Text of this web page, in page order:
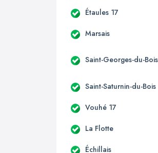
Étaules 17
Marsais
Saint-Georges-du-
Saint-Saturnin-du-Bois
Vouhé 17
La Flotte
Échillais